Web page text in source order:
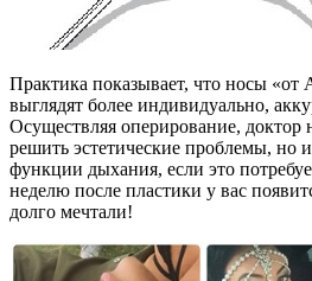
Практика показывает, что носы «от
выглядят более индивидуально,
Осуществляя оперирование, доктор
решить эстетические проблемы, но
функции дыхания, если это
неделю после пластики у вас
долго мечтали!